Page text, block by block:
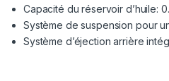
Capacité du réservoir d’huile:
Système de suspension pour
Système d’éjection arrière